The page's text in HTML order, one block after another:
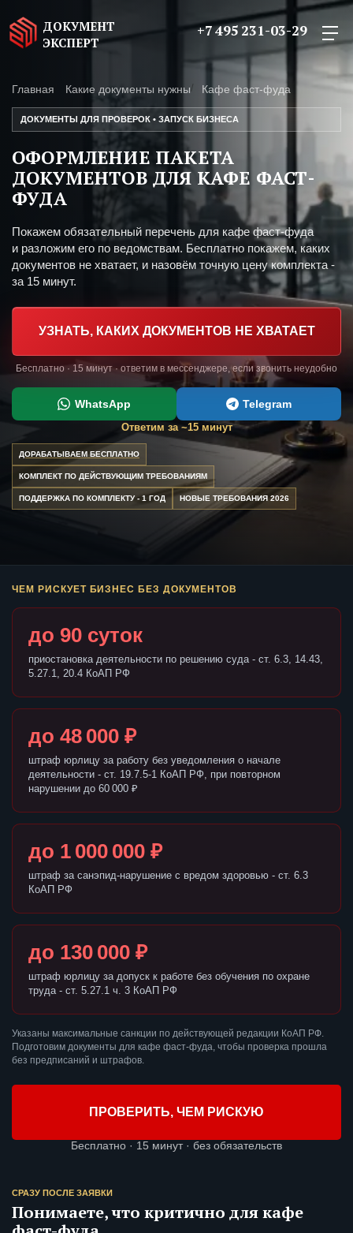
ДОКУМЕНТ
ЭКСПЕРТ
+7 495 231-03-29
Главная Какие документы нужны Кафе фаст-фуда
ДОКУМЕНТЫ ДЛЯ ПРОВЕРОК • ЗАПУСК БИЗНЕСА
ОФОРМЛЕНИЕ ПАКЕТА
ДОКУМЕНТОВ ДЛЯ КАФЕ ФАСТ-
ФУДА
Покажем обязательный перечень для кафе фаст-фуда
и разложим его по ведомствам. Бесплатно покажем, каких
документов не хватает, и назовём точную цену комплекта -
за 15 минут.
УЗНАТЬ, КАКИХ ДОКУМЕНТОВ НЕ ХВАТАЕТ
Бесплатно · 15 минут · ответим в мессенджере, если звонить неудобно
WhatsApp Telegram
Ответим за ~15 минут
ДОРАБАТЫВАЕМ БЕСПЛАТНО
КОМПЛЕКТ ПО ДЕЙСТВУЮЩИМ ТРЕБОВАНИЯМ
ПОДДЕРЖКА ПО КОМПЛЕКТУ - 1 ГОД НОВЫЕ ТРЕБОВАНИЯ 2026
ЧЕМ РИСКУЕТ БИЗНЕС БЕЗ ДОКУМЕНТОВ
до 90 суток
приостановка деятельности по решению суда - ст. 6.3, 14.43,
5.27.1, 20.4 КоАП РФ
до 48 000 ₽
штраф юрлицу за работу без уведомления о начале
деятельности - ст. 19.7.5-1 КоАП РФ, при повторном
нарушении до 60 000 ₽
до 1 000 000 ₽
штраф за санэпид-нарушение с вредом здоровью - ст. 6.3
КоАП РФ
до 130 000 ₽
штраф юрлицу за допуск к работе без обучения по охране
труда - ст. 5.27.1 ч. 3 КоАП РФ
Указаны максимальные санкции по действующей редакции КоАП РФ.
Подготовим документы для кафе фаст-фуда, чтобы проверка прошла
без предписаний и штрафов.
ПРОВЕРИТЬ, ЧЕМ РИСКУЮ
Бесплатно · 15 минут · без обязательств
СРАЗУ ПОСЛЕ ЗАЯВКИ
Понимаете, что критично для кафе